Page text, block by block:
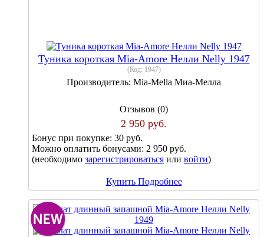
Туника короткая Mia-Amore Нелли Nelly 1947
(Код: 1947)
Производитель: Mia-Mella Миа-Мелла
Отзывов (0)
2 950 руб.
Бонус при покупке: 30 руб.
Можно оплатить бонусами: 2 950 руб.
(необходимо зарегистрироваться или войти)
Купить Подробнее